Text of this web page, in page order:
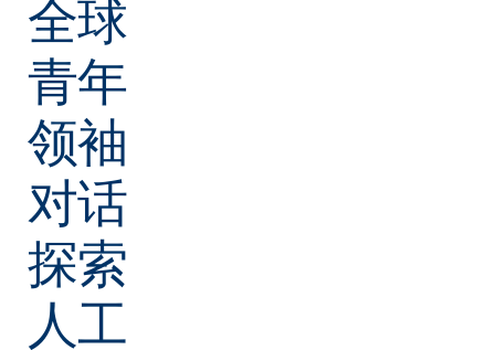
全球
青年
领袖
对话
探索
人工